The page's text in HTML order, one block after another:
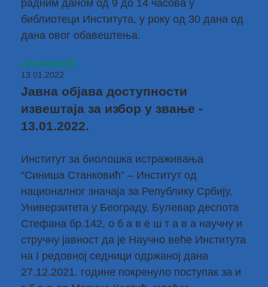
радним даном од 9 до 14 часова у
библиотеци Института, у року од 30 дана од
дана овог обавештења.
Опширније...
13.01.2022
Јавна објава доступности
извештаја за избор у звање -
13.01.2022.
Институт за биолошка истраживања
“Синиша Станковић” – Институт од
националног значаја за Републику Србију,
Универзитетa у Београду, Булевар деспота
Стефана бр.142, о б а в е ш т а в а научну и
стручну јавност да је Научно веће Института
на I редовној седници одржаној дана
27.12.2021. године покренуло поступак за и